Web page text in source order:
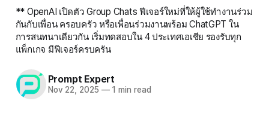
** OpenAI เปิดตัว Group Chats ฟีเจอร์ใหม่ที่ให้ผู้ใช้ทำงานร่วม
กันกับเพื่อน ครอบครัว หรือเพื่อนร่วมงานพร้อม ChatGPT ใน
การสนทนาเดียวกัน เริ่มทดสอบใน 4 ประเทศเอเชีย รองรับทุก
แพ็กเกจ มีฟีเจอร์ครบครัน
Prompt Expert
Nov 22, 2025 —1 min read